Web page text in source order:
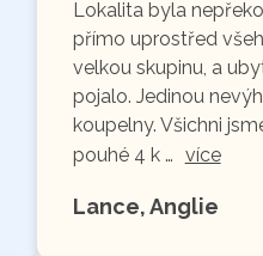
Lokalita byla
přímo uprostřed
velkou skupinu, a
pojalo. Jedinou
koupelny. Všichni
pouhé 4 k … více
Lance, Anglie